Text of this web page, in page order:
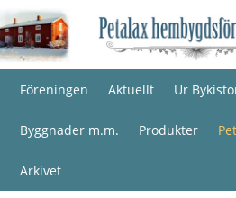
Föreningen Aktuellt Ur
Byggnader m.m. Produkter
Arkivet